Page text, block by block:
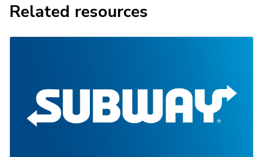
Related resources